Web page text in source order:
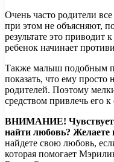
Очень часто родители
при этом не объясняют,
результате это приводит
ребенок начинает
Также малыш подобным
показать, что ему просто
родителей. Поэтому
средством привлечь его к
ВНИМАНИЕ!
найти любовь? Желаете
найдете свою любовь,
которая помогает